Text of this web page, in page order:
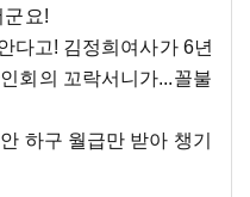
군요!
다고! 김정희여사가 6년
회의 꼬락서니가...꼴불
하구 월급만 받아 챙기